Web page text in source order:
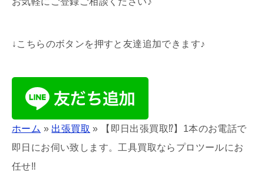
↓こちらのボタンを押すと友達追加できます♪
ホーム » 出張買取 » 【即日出張買取⁉︎】1本のお電話で
即日にお伺い致します。工具買取ならプロツールにお
任せ‼︎